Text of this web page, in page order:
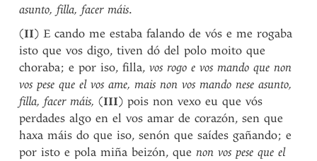
asunto, filla, facer máis.
(II) E cando me estaba falando de vós e me rogaba
isto que vos digo, tiven dó del polo moito que
choraba; e por iso, filla,vos rogo e vos mando que non
vos pese que el vos ame, mais non vos mando nese asunto,
filla, facer máis, (III) pois non vexo eu que vós
perdades algo en el vos amar de corazón, sen que
haxa máis do que iso, senón que saídes gañando; e
por isto e pola miña beizón, quenon vos pese que el